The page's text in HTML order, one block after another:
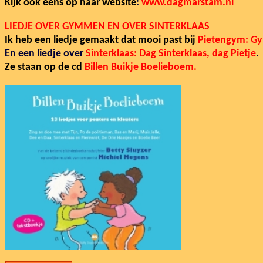
Kijk ook eens op haar website: www.dagmarstam.nl
LIEDJE OVER GYMMEN EN OVER SINTERKLAAS
Ik heb een liedje gemaakt dat mooi past bij Pietengym:
En een liedje over Sinterklaas: Dag Sinterklaas, dag Pietje.
Ze staan op de cd Billen Buikje Boelieboem.